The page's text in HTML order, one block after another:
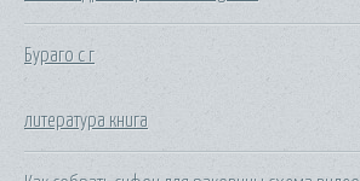
Бураго с г
литература книга